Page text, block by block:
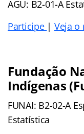
AGU: B2-01-A
Participe | Veja o
Fundação
Indígenas
FUNAI: B2-02-A
Estatística